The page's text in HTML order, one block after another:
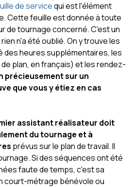
de servicequi est l'élément
Cette feuille est donnée à toute
de tournage concerné. C'est un
n'a été oublié. On y trouve les
des heures supplémentaires, les
plan, en français) et les rendez-
précieusement sur un
que vous y étiez en cas
assistant réalisateur doit
du tournage et à
prévus sur le plan de travail. Il
Si des séquences ont été
faute de temps, c'est sa
court-métrage bénévole ou